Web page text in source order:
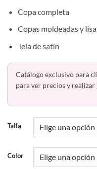
Copa completa
Copas moldeadas y
Tela de satín
Catálogo exclusivo para
para ver precios y realizar
Talla
Color